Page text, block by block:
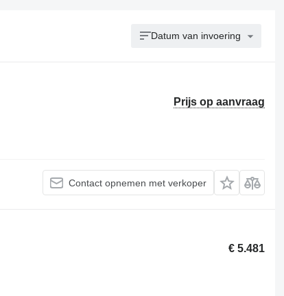
Datum van invoering
Prijs op aanvraag
Contact opnemen met verkoper
€ 5.481